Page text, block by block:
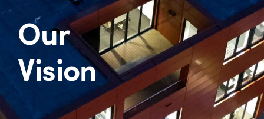
Unternehmen
Aerospace Solutions
EQM
Our
Vision